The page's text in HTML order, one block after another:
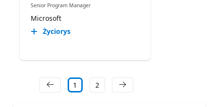
Senior Program Manager
Microsoft
Życiorys
1 2